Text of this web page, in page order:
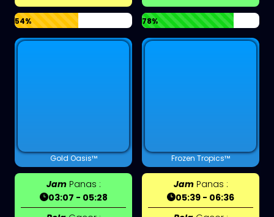
54% 78%
Gold Oasis™
JamPanas :
03:07 - 05:28
Frozen Tropics™
JamPanas :
05:39 - 06:36